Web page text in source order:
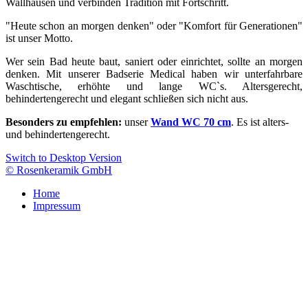
Wallhausen und verbinden Tradition mit Fortschritt.
"Heute schon an morgen denken" oder "Komfort für Generationen"
ist unser Motto.
Wer sein Bad heute baut, saniert oder einrichtet, sollte an morgen
denken. Mit unserer Badserie Medical haben wir unterfahrbare
Waschtische, erhöhte und lange WC`s. Altersgerecht,
behindertengerecht und elegant schließen sich nicht aus.
Besonders zu empfehlen: unser Wand WC 70 cm. Es ist alters-
und behindertengerecht.
Switch to Desktop Version
© Rosenkeramik GmbH
Home
Impressum